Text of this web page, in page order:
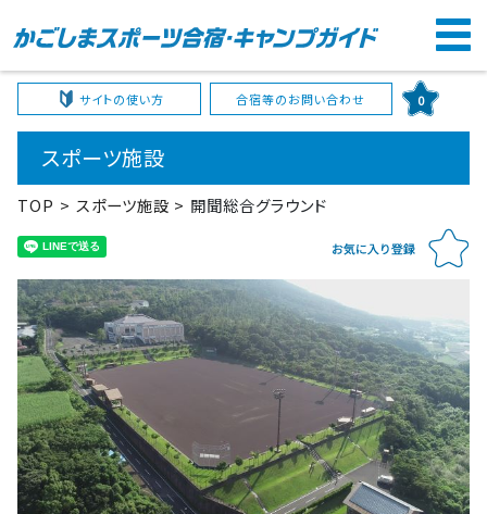
サイトの使い方 合宿等のお問い合わせ 0
スポーツ施設
TOP スポーツ施設 開聞総合グラウンド